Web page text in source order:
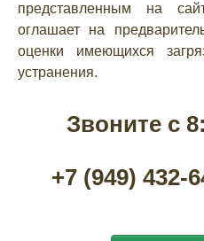
представленным на
оглашает на
оценки имеющихся
устранения.
Звоните с
+7 (949) 432-